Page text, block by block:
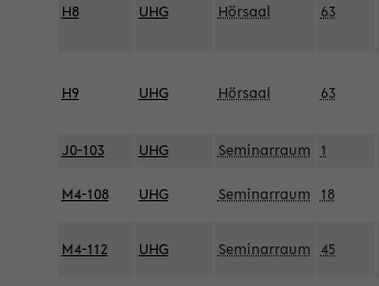
H8 UHG Hörsaal 63
H9 UHG Hörsaal 63
J0-103 UHG Seminarraum 1
M4-108 UHG Seminarraum 18
M4-112 UHG Seminarraum 45